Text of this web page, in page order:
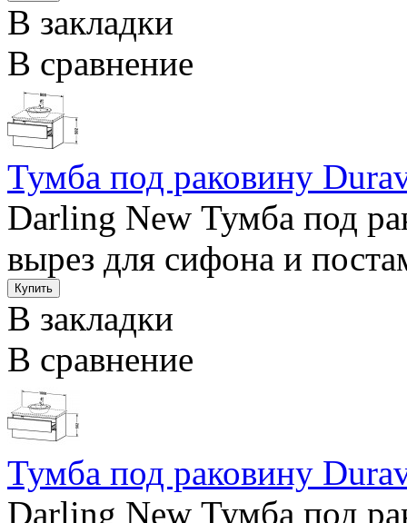
В закладки
В сравнение
Тумба под раковину
Darling New Тумба под
вырез для сифона и
В закладки
В сравнение
Тумба под раковину
Darling New Тумба под